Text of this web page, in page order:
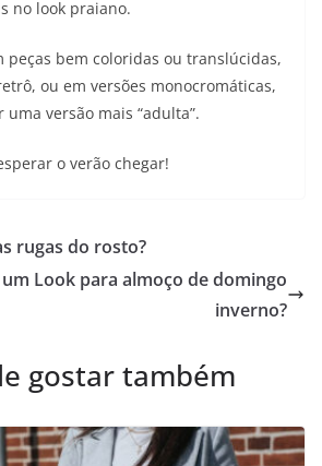
no look praiano.
peças bem coloridas ou translúcidas,
ou em versões monocromáticas,
versão mais “adulta”.
o verão chegar!
rugas do rosto?
Look para almoço de domingo
inverno?
gostar também